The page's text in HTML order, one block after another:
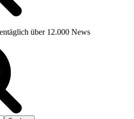
über 12.000 News